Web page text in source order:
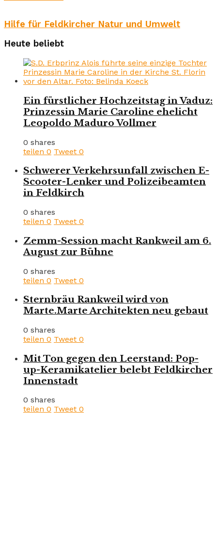
Hilfe für Feldkircher Natur und Umwelt
Heute beliebt
Ein fürstlicher Hochzeitstag in Vaduz:
Prinzessin Marie Caroline ehelicht
Leopoldo Maduro Vollmer
0 shares
teilen 0 Tweet 0
Schwerer Verkehrsunfall zwischen E-
Scooter-Lenker und Polizeibeamten
in Feldkirch
0 shares
teilen 0 Tweet 0
Zemm-Session macht Rankweil am 6.
August zur Bühne
0 shares
teilen 0 Tweet 0
Sternbräu Rankweil wird von
Marte.Marte Architekten neu gebaut
0 shares
teilen 0 Tweet 0
Mit Ton gegen den Leerstand: Pop-
up-Keramikatelier belebt Feldkircher
Innenstadt
0 shares
teilen 0 Tweet 0